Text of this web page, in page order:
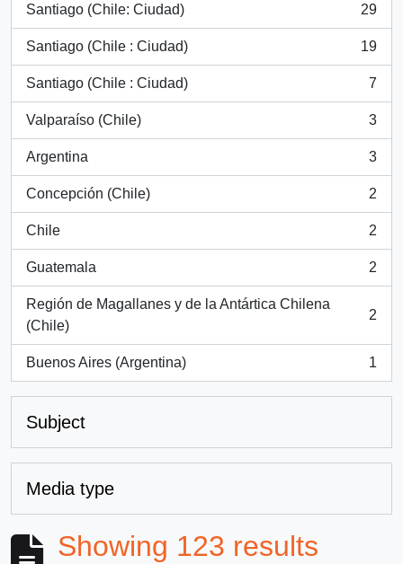
Santiago (Chile: Ciudad)
, 29 results
29
Santiago (Chile : Ciudad)
, 19 results
19
Santiago (Chile : Ciudad)
, 7 results
7
Valparaíso (Chile)
, 3 results
3
Argentina
, 3 results
3
Concepción (Chile)
, 2 results
2
Chile
, 2 results
2
Guatemala
, 2 results
2
Región de Magallanes y de la Antártica Chilena
(Chile)
, 2 results
2
Buenos Aires (Argentina)
, 1 results
1
Subject
Media type
Showing 123 results